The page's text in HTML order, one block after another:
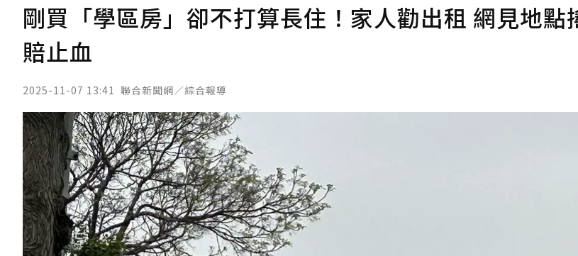
剛買「學區房」卻不打算長住！家人勸出租 網見地點
賠止血
2025-11-07 13:41 聯合新聞網／綜合報導